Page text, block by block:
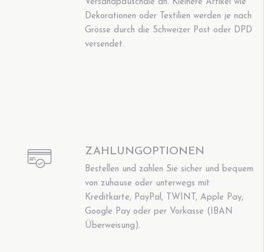
Versandpauschale an. Kleinere Artikel wie
Dekorationen oder Textilien werden je nach
Grösse durch die Schweizer Post oder DPD
versendet.
ZAHLUNGOPTIONEN
Bestellen und zahlen Sie sicher und bequem
von zuhause oder unterwegs mit
Kreditkarte, PayPal, TWINT, Apple Pay,
Google Pay oder per Vorkasse (IBAN
Überweisung).